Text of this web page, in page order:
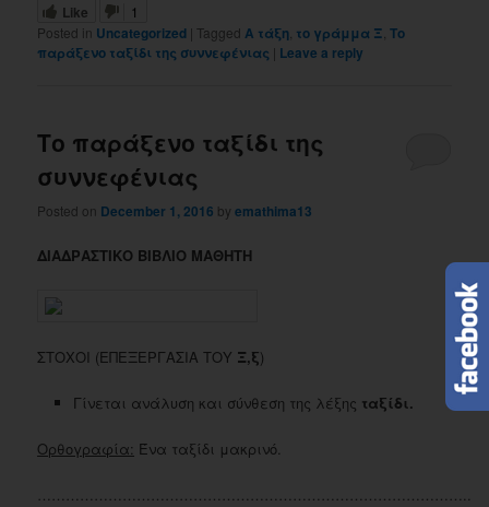
Like
1
Posted in Uncategorized | Tagged Α τάξη το γράμμα Ξ ,Το
παράξενο ταξίδι της συννεφένιας | Leave a reply
Το παράξενο ταξίδι της
συννεφένιας
Posted on December 1, 2016 byemathima13
ΔΙΑΔΡΑΣΤΙΚΟ ΒΙΒΛΙΟ ΜΑΘΗΤΗ
ΣΤΟΧΟΙ (ΕΠΕΞΕΡΓΑΣΙΑ ΤΟΥ Ξ,ξ)
Γίνεται ανάλυση και σύνθεση της λέξης ταξίδι.
Ορθογραφία: Ένα ταξίδι μακρινό.
………………………………………………………………………………..